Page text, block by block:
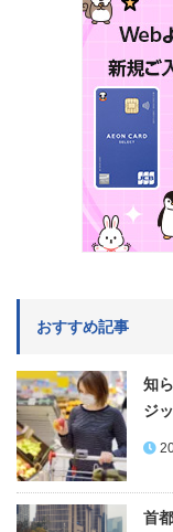
おすすめ記事
知
ジ
首